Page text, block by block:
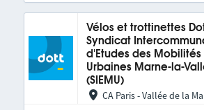
Vélos et trottinettes
Syndicat
d'Etudes des Mobilités
Urbaines Marne-la-
(SIEMU)
CA Paris - Vallée de la